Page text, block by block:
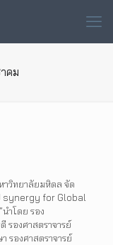
คม
วิทยาลัยมหิดล จัด
synergy for Global
ำโดย รอง
รองศาสตราจารย์
รองศาสตราจารย์